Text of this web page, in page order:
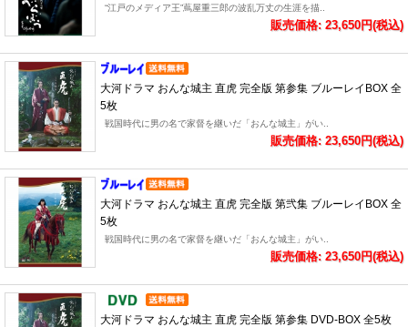
“江戸のメディア王”蔦屋重三郎の波乱万丈の生涯を描..
販売価格: 23,650円(税込)
大河ドラマ おんな城主 直虎 完全版 第参集 ブルーレイBOX 全
5枚
戦国時代に男の名で家督を継いだ「おんな城主」がい..
販売価格: 23,650円(税込)
大河ドラマ おんな城主 直虎 完全版 第弐集 ブルーレイBOX 全
5枚
戦国時代に男の名で家督を継いだ「おんな城主」がい..
販売価格: 23,650円(税込)
大河ドラマ おんな城主 直虎 完全版 第参集 DVD-BOX 全5枚